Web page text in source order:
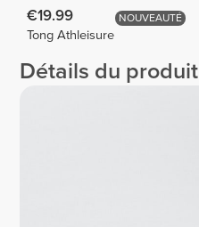
NOUVEAUTÉ
€19.99
Tong Athleisure
Détails du produit